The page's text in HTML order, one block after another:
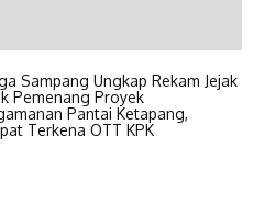
Sampang Ungkap Rekam Jejak
Pemenang Proyek
Pantai Ketapang,
Terkena OTT KPK